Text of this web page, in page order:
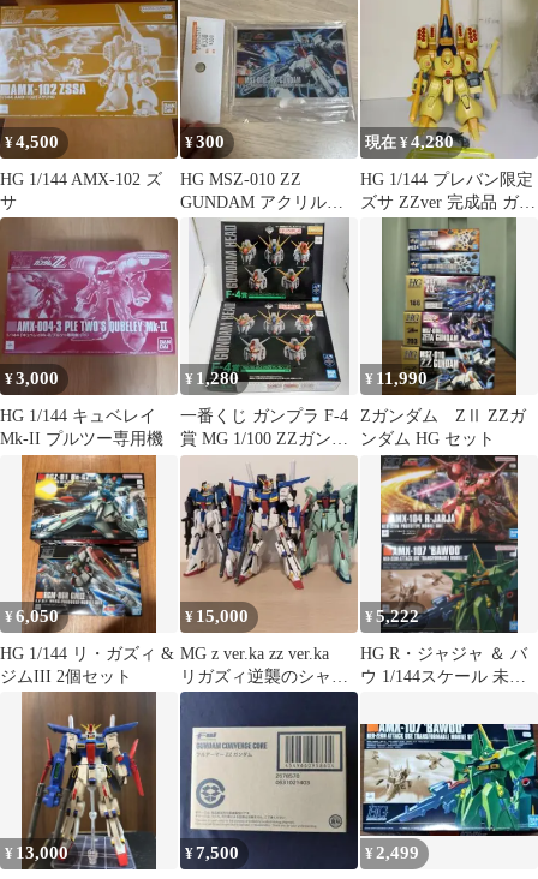
ト
¥4,500
HG 1/144 AMX-102 ズ
サ
¥300
HG MSZ-010 ZZ
GUNDAM アクリルス
タンド
現在 ¥4,280
HG 1/144 プレバン限定
ズサ ZZver 完成品 ガン
プラ Z ガンダム
¥3,000
HG 1/144 キュベレイ
Mk-II プルツー専用機
¥ 1,280
一番くじ ガンプラ F-4
賞 MG 1/100 ZZガンダ
ムヘッド 2個セット
¥ 11,990
Zガンダム ZⅡ ZZガ
ンダム HG セット
¥6,050
HG 1/144 リ・ガズィ &
ジムIII 2個セット
¥ 15,000
MG z ver.ka zz ver.ka
リガズィ逆襲のシャア
ver まとめ
¥5,222
HG R・ジャジャ ＆ バ
ウ 1/144スケール 未組
¥ 13,000 ¥7,500 ¥ 2,499